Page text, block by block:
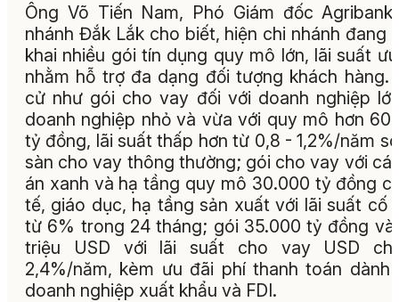
Ông Võ Tiến Nam, Phó Giám đốc Agribank
nhánh Đắk Lắk cho biết, hiện chi nhánh đang
khai nhiều gói tín dụng quy mô lớn, lãi suất
nhằm hỗ trợ đa dạng đối tượng khách hàng.
cử như gói cho vay đối với doanh nghiệp
doanh nghiệp nhỏ và vừa với quy mô hơn
tỷ đồng, lãi suất thấp hơn từ 0,8 - 1,2%/năm
sàn cho vay thông thường; gói cho vay với
án xanh và hạ tầng quy mô 30.000 tỷ đồng
tế, giáo dục, hạ tầng sản xuất với lãi suất cố
từ 6% trong 24 tháng; gói 35.000 tỷ đồng và
triệu USD với lãi suất cho vay USD
2,4%/năm, kèm ưu đãi phí thanh toán dành
doanh nghiệp xuất khẩu và FDI.